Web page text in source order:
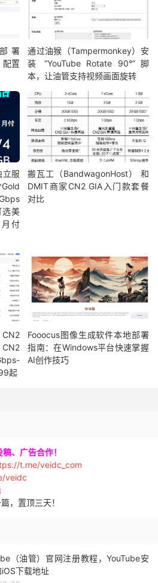
署
配置
通过油猴（Tampermonkey）安
装 “YouTube Rotate 90°” 脚
本，让油管支持视频画面旋转
服
美
付
搬瓦工（BandwagonHost） 和
DMIT商家CN2 GIA入门款套餐
对比
起
Fooocus图像生成软件本地部署
指南：在Windows平台快速掌握
AI创作技巧
、广告合作！
t.me/veidc_com
veidc
，置顶三天！
（油管）官网注册教程，YouTube安
下载地址